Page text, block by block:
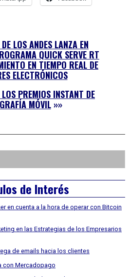
LOS ANDES LANZA EN
QUICK SERVE RT
EN TIEMPO REAL DE
ELECTRÓNICOS
PREMIOS INSTANT DE
MÓVIL»»
de Interés
en cuenta a la hora de operar con Bitcoin
en las Estrategias de los Empresarios
de emails hacia los clientes
con Mercadopago